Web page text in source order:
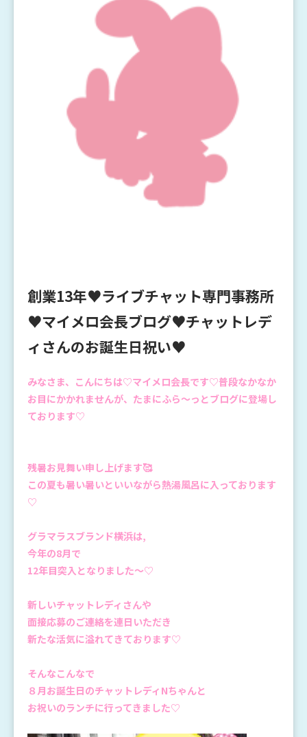
創業13年♥ライブチャット専門事務所
♥マイメロ会長ブログ♥チャットレデ
ィさんのお誕生日祝い♥
みなさま、こんにちは♡マイメロ会長です♡普段なかなか
お目にかかれませんが、たまにふら～っとブログに登場し
ております♡
残暑お見舞い申し上げます🥰
この夏も暑い暑いといいながら熱湯風呂に入っております
♡
グラマラスブランド横浜は,
今年の8月で
12年目突入となりました～♡
新しいチャットレディさんや
面接応募のご連絡を連日いただき
新たな活気に溢れてきております♡
そんなこんなで
８月お誕生日のチャットレディNちゃんと
お祝いのランチに行ってきました♡